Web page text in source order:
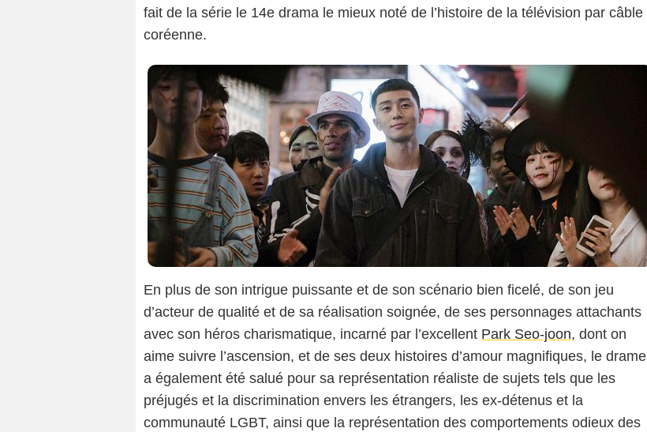
fait de la série le 14e drama le mieux noté de l’histoire de la télévision par câble
coréenne.
En plus de son intrigue puissante et de son scénario bien ficelé, de son jeu
d’acteur de qualité et de sa réalisation soignée, de ses personnages attachants
avec son héros charismatique, incarné par l’excellent Park Seo-joon, dont on
aime suivre l’ascension, et de ses deux histoires d’amour magnifiques, le drame
a également été salué pour sa représentation réaliste de sujets tels que les
préjugés et la discrimination envers les étrangers, les ex-détenus et la
communauté LGBT, ainsi que la représentation des comportements odieux des